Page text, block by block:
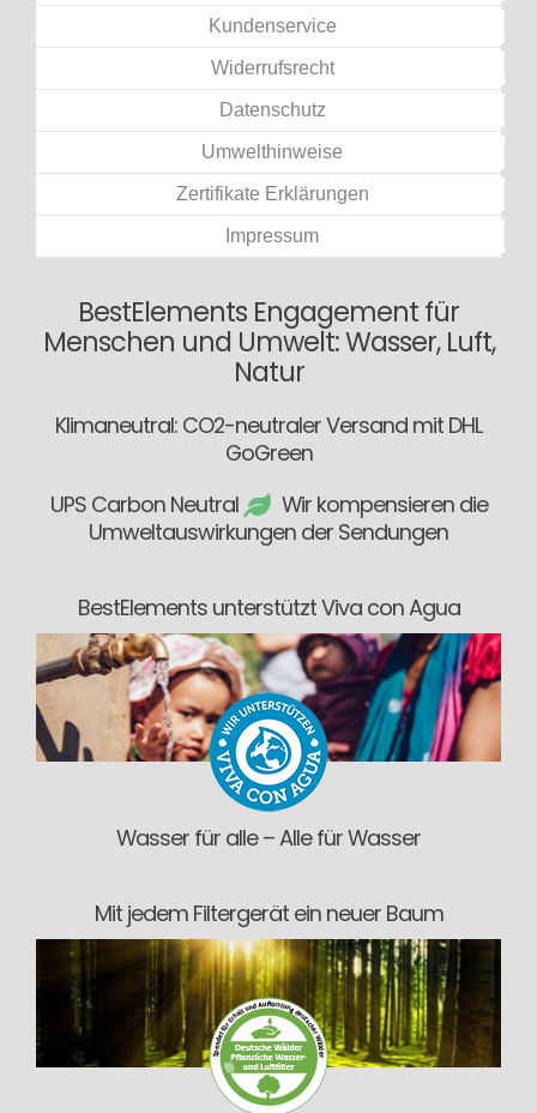
Kundenservice
Widerrufsrecht
Datenschutz
Umwelthinweise
Zertifikate Erklärungen
Impressum
BestElements Engagement für
Menschen und Umwelt: Wasser, Luft,
Natur
Klimaneutral: CO2-neutraler Versand mit DHL
GoGreen
UPS Carbon Neutral
Wir kompensieren die
Umweltauswirkungen der Sendungen
BestElements unterstützt Viva con Agua
Wasser für alle – Alle für Wasser
Mit jedem Filtergerät ein neuer Baum